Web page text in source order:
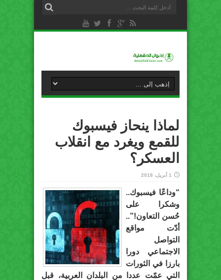
لماذا ينحاز فيسبوك
للقمع ويغرد مع انقلاب
العسكر؟
1 أبريل، 2018
“وداعًا فيسبوك..
وشكرا على
حُسن التعاون!”..
أدّت مواقع
التواصل
الاجتماعي دورا
بارزا في الثورات
التي عمّت عددا من البلدان العربية، قبل